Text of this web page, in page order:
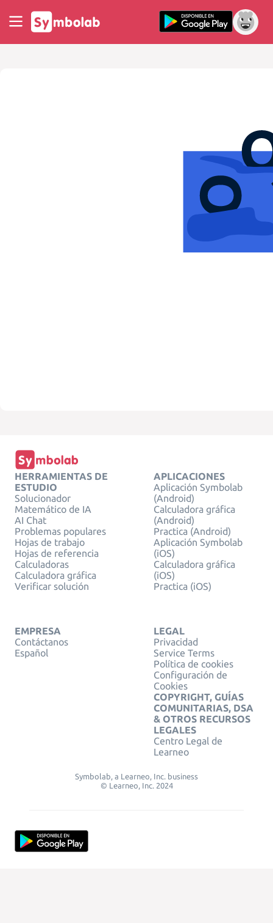
HERRAMIENTAS DE
ESTUDIO
Solucionador
Matemático de IA
AI Chat
Problemas populares
Hojas de trabajo
Hojas de referencia
Calculadoras
Calculadora gráfica
Verificar solución
APLICACIONES
Aplicación Symbolab
(Android)
Calculadora gráfica
(Android)
Practica (Android)
Aplicación Symbolab
(iOS)
Calculadora gráfica
(iOS)
Practica (iOS)
EMPRESA
Contáctanos
Español
LEGAL
Privacidad
Service Terms
Política de cookies
Configuración de
Cookies
COPYRIGHT, GUÍAS
COMUNITARIAS, DSA
& OTROS RECURSOS
LEGALES
Centro Legal de
Learneo
Symbolab, a Learneo, Inc. business
© Learneo, Inc. 2024